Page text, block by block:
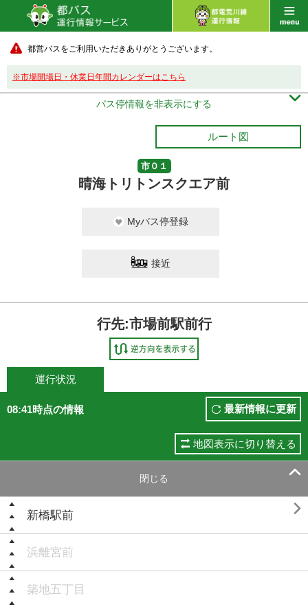
都営バスをご利用いただきありがとうございます。
※市場開場日・休業日年間カレンダーはこちら
バス停情報を非表示にする 
ルート図
市０１
晴海トリトンスクエア前
Myバス停登録
接近
行先:市場前駅前行
運行状況
08:41時点の情報 最新情報に更新
地図表示に切り替える
閉じる 
新橋駅前 
浜離宮前
築地五丁目